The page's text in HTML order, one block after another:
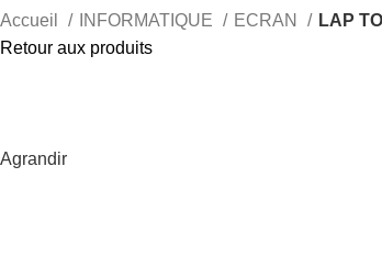
Accueil INFORMATIQUE ECRAN
LAP
Retour aux produits
Agrandir